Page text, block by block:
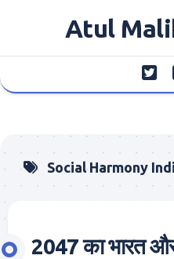
Atul
Social Harmony
2047 का भारत